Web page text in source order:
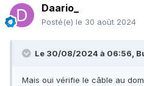
Daario_
Posté(e) le 30 août 2024
Le 30/08/2024 à 06:56,
Mais oui vérifie le câble au